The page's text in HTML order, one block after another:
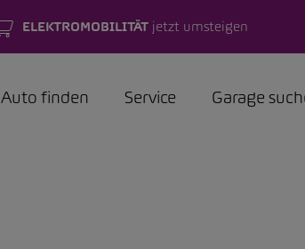
ELEKTROMOBILITÄTjetzt umsteigen
Auto finden Service Garage